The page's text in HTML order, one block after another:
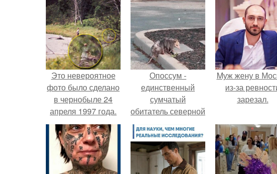
Это невероятное
фото было сделано
в чернобыле 24
апреля 1997 года.
Опоссум -
единственный
сумчатый
обитатель северной
Mуж жену в
из-за
зарезал.